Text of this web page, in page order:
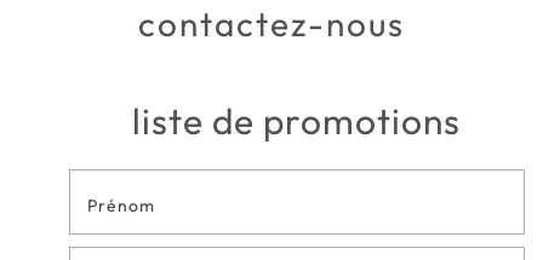
contactez-nous
liste de promotions
Formulaire
de contact